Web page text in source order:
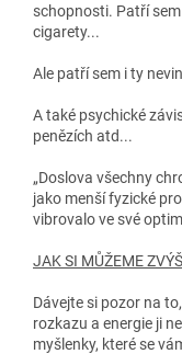
schopnosti. Patří
cigarety...
Ale patří sem i ty
A také psychické
penězích atd...
„Doslova všechny
jako menší fyzické
vibrovalo ve své
JAK SI MŮŽEME
Dávejte si pozor na
rozkazu a energie ji
myšlenky, které se